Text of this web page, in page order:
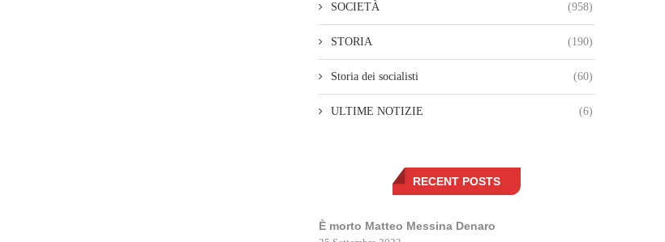
SOCIETÀ (958)
STORIA (190)
Storia dei socialisti (60)
ULTIME NOTIZIE (6)
RECENT POSTS
È morto Matteo Messina Denaro